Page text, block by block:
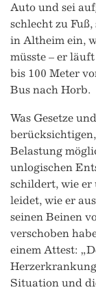
Auto und sei
schlecht zu
in Altheim ein,
müsste – er
bis 100 Meter
Bus nach Horb.
Was Gesetze
Belastung
unlogischen
schildert, wie
leidet, wie er
seinen Beinen
verschoben
einem Attest:
Situation und